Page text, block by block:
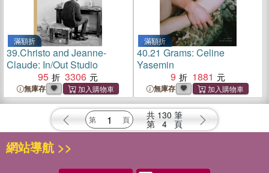
滿額折
39.Christo and Jeanne-
Claude: In/Out Studio
95
3306
無庫存
滿額折
40.21 Grams: Celine
Yasemin
9
1881
無庫存
共 130 筆
第 4 頁
網站導航 >>